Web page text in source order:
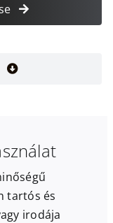
tartós és
irodája